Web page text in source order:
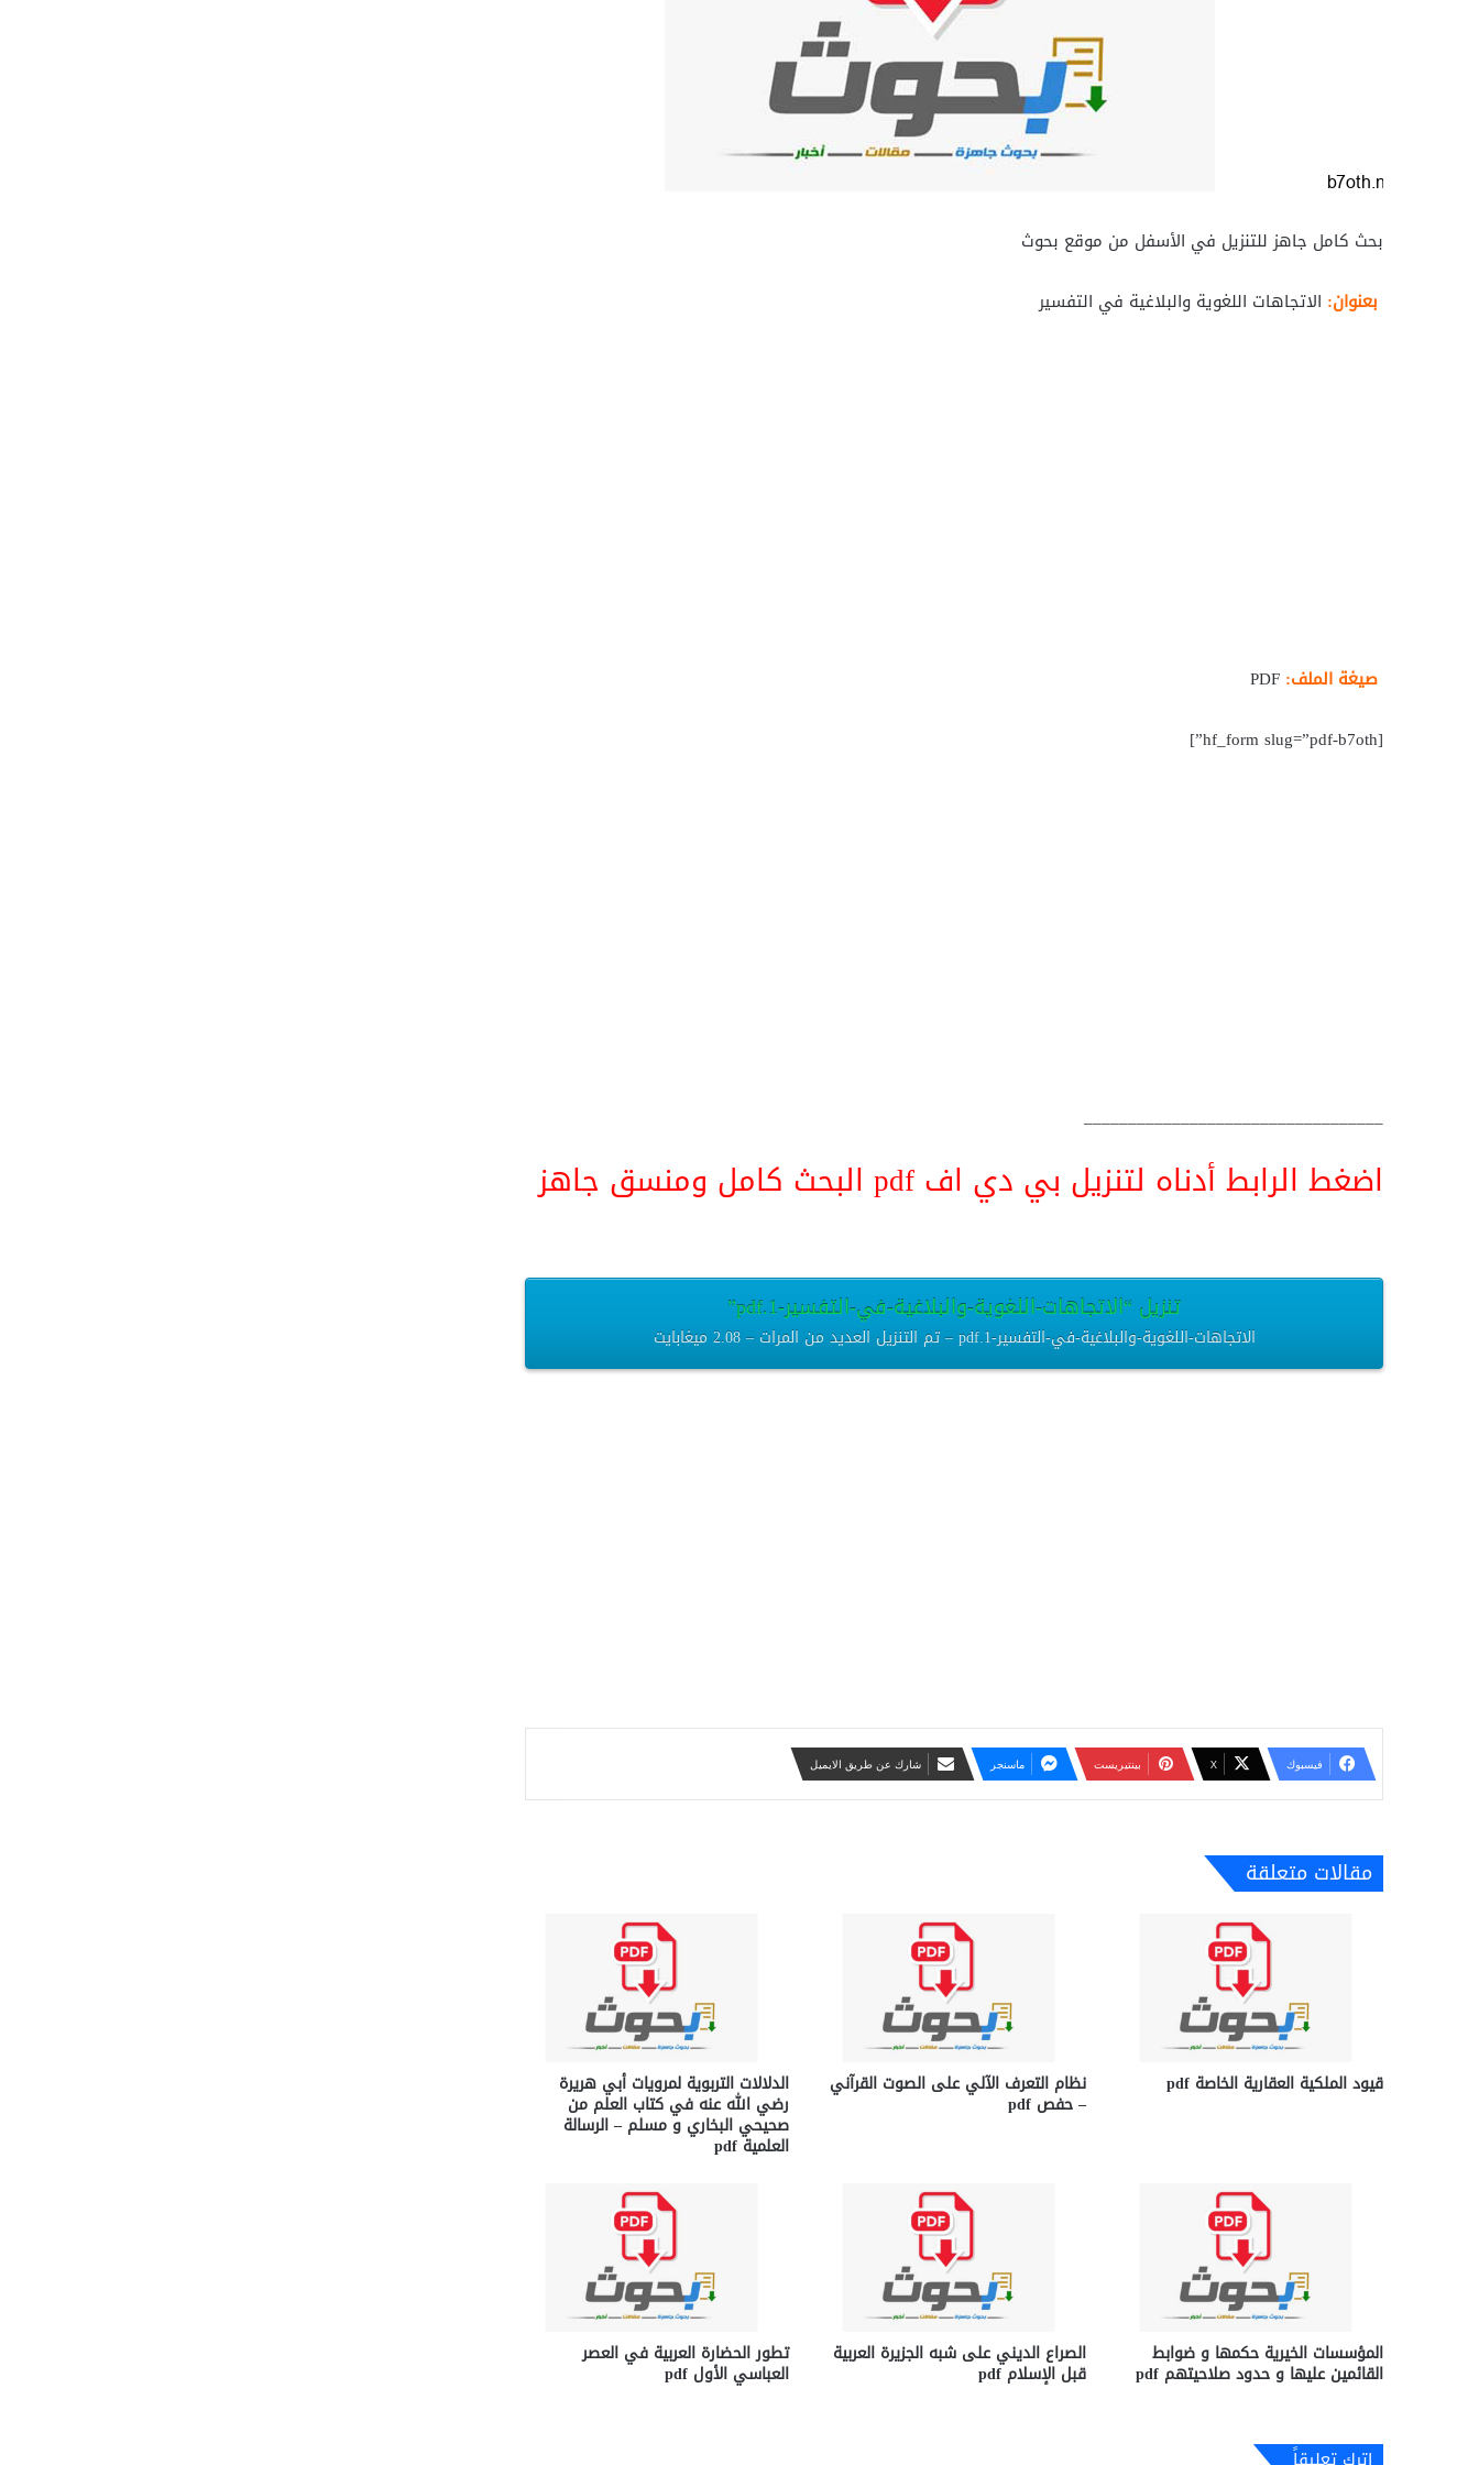
بحث كامل جاهز للتنزيل في الأسفل من موقع بحوث
بعنوان: الاتجاهات اللغوية والبلاغية في التفسير
صيغة الملف:
[hf_form slug=”pdf-b7oth”]
__________________________________
اضغط الرابط أدناه لتنزيل بي دي اف pdf البحث كامل ومنسق جاهز
تنزيل “الاتجاهات-اللغوية-والبلاغية-في-التفسير-1.pdf”
الاتجاهات-اللغوية-والبلاغية-في-التفسير-1.pdf – تم التنزيل العديد من المرات – 2.08 ميغابايت
فيسبوك ‫X بينتيريست ماسنجر شارك عن طريق الايميل
مقالات متعلقة
قيود الملكية العقارية الخاصة pdf نظام التعرف الآلي على الصوت القرآني
– حفص pdf
الدلالات التربوية لمرويات أبي هريرة
رضي الله عنه في كتاب العلم من
صحيحي البخاري و مسلم – الرسالة
العلمية pdf
المؤسسات الخيرية حكمها و ضوابط
القائمين عليها و حدود صلاحيتهم pdf
الصراع الديني على شبه الجزيرة العربية
قبل الإسلام pdf
تطور الحضارة العربية في العصر
العباسي الأول pdf